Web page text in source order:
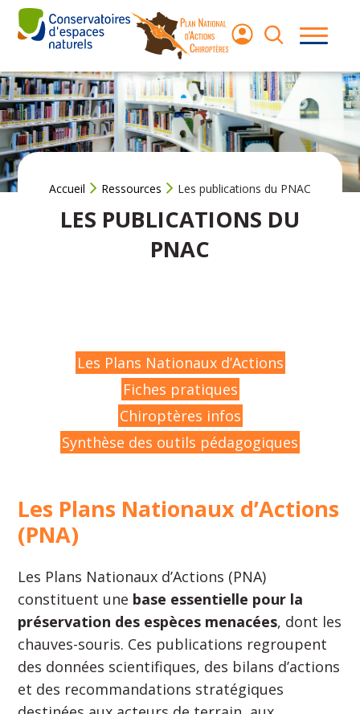
Aller
contenu
chauves-
souris
Le Plan
National
Agir pour les
chauves‑souris
Accueil Ressources Les publications du PNAC
LES PUBLICATIONS DU
PNAC
Les Plans Nationaux d’Actions
Fiches pratiques
Chiroptères infos
Synthèse des outils pédagogiques
Les Plans Nationaux d’Actions
(PNA)
Les Plans Nationaux d’Actions (PNA)
constituent une base essentielle pour la
préservation des espèces menacées, dont les
chauves-souris. Ces publications regroupent
des données scientifiques, des bilans d’actions
et des recommandations stratégiques